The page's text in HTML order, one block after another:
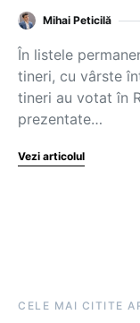
Mihai Peticilă
În listele
tineri, cu vârste
tineri au votat în
prezentate…
Vezi articolul
CELE MAI CITITE